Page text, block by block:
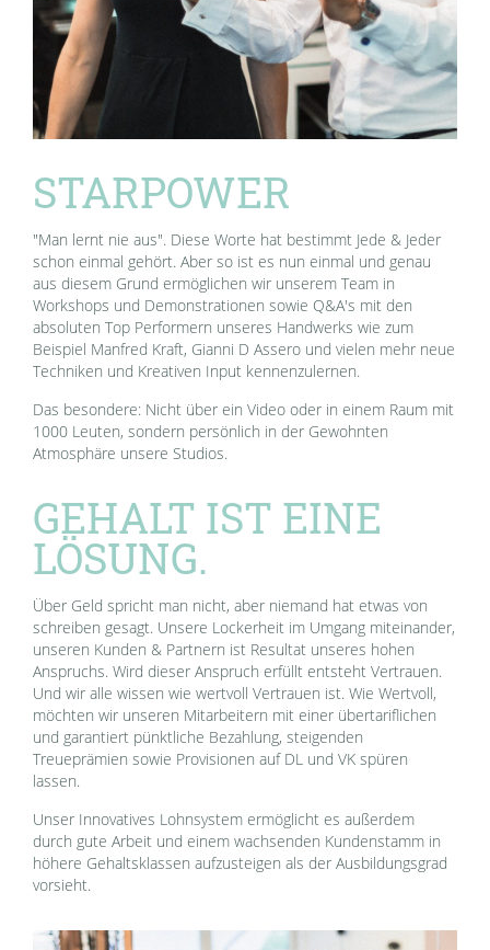
STARPOWER
"Man lernt nie aus". Diese Worte hat bestimmt Jede & Jeder
schon einmal gehört. Aber so ist es nun einmal und genau
aus diesem Grund ermöglichen wir unserem Team in
Workshops und Demonstrationen sowie Q&A's mit den
absoluten Top Performern unseres Handwerks wie zum
Beispiel Manfred Kraft, Gianni D Assero und vielen mehr neue
Techniken und Kreativen Input kennenzulernen.
Das besondere: Nicht über ein Video oder in einem Raum mit
1000 Leuten, sondern persönlich in der Gewohnten
Atmosphäre unsere Studios.
GEHALT IST EINE
LÖSUNG.
Über Geld spricht man nicht, aber niemand hat etwas von
schreiben gesagt. Unsere Lockerheit im Umgang miteinander,
unseren Kunden & Partnern ist Resultat unseres hohen
Anspruchs. Wird dieser Anspruch erfüllt entsteht Vertrauen.
Und wir alle wissen wie wertvoll Vertrauen ist. Wie Wertvoll,
möchten wir unseren Mitarbeitern mit einer übertariflichen
und garantiert pünktliche Bezahlung, steigenden
Treueprämien sowie Provisionen auf DL und VK spüren
lassen.
Unser Innovatives Lohnsystem ermöglicht es außerdem
durch gute Arbeit und einem wachsenden Kundenstamm in
höhere Gehaltsklassen aufzusteigen als der Ausbildungsgrad
vorsieht.